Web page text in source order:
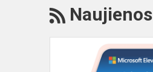
RSS
Naujienos